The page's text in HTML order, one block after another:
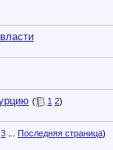
( 1 2)
3 Последняя страница)